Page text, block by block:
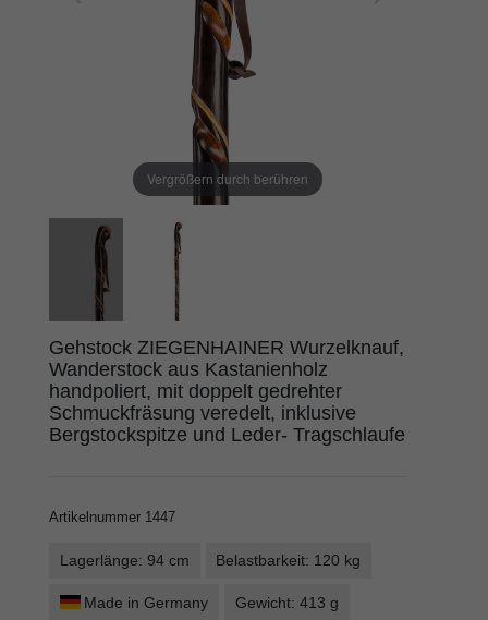
Vergrößern durch berühren
Gehstock ZIEGENHAINER Wurzelknauf,
Wanderstock aus Kastanienholz
handpoliert, mit doppelt gedrehter
Schmuckfräsung veredelt, inklusive
Bergstockspitze und Leder- Tragschlaufe
Artikelnummer 1447
Lagerlänge: 94 cm Belastbarkeit: 120 kg
Made in Germany Gewicht: 413 g